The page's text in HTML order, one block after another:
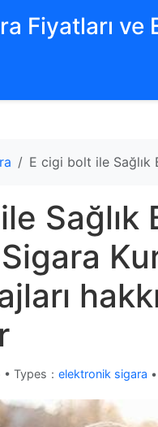
Fiyatları ve
E cigi bolt ile Sağlık
Sağlık
Types： elektronik sigara •